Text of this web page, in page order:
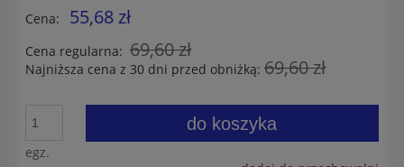
Cena: 55,68 zł
Cena regularna: 69,60 zł
Najniższa cena z 30 dni przed obniżką: 69,60 zł
egz.
do koszyka